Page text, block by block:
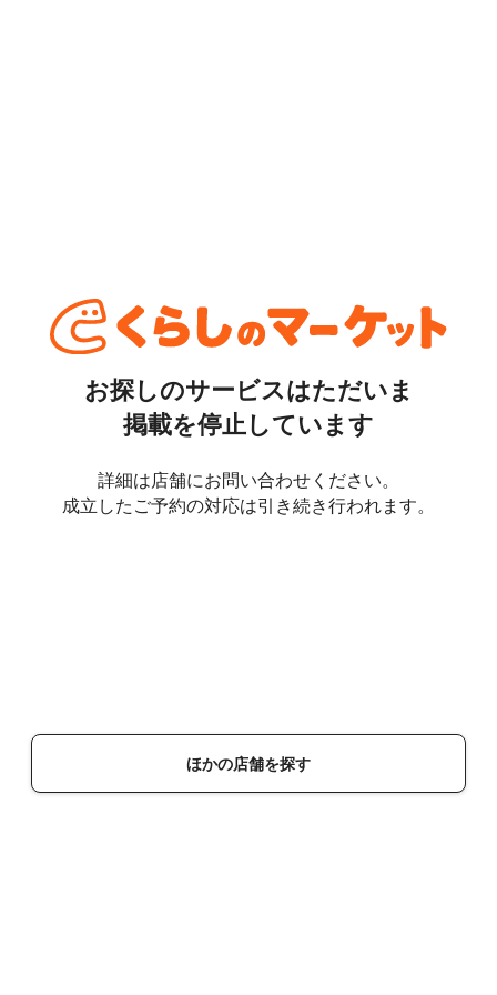
お探しのサービスはただいま
掲載を停止しています
詳細は店舗にお問い合わせください。
成立したご予約の対応は引き続き行われます。
ほかの店舗を探す